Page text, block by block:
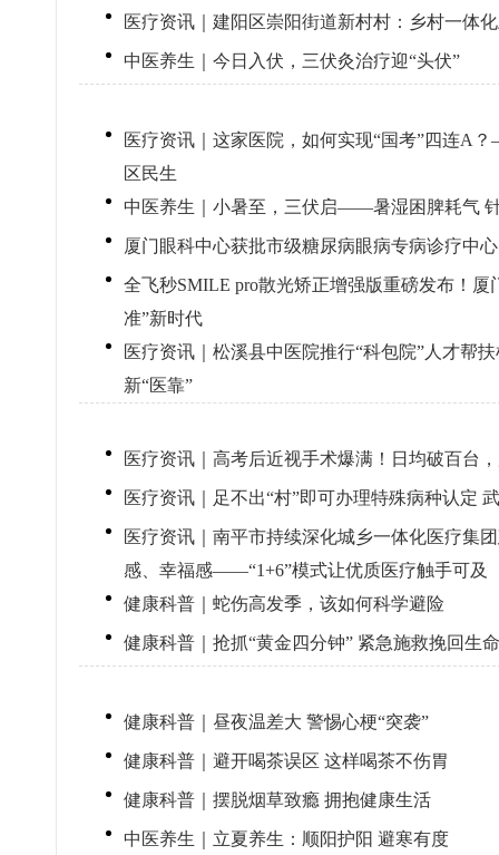
医疗资讯｜建阳区崇阳街道新村村：乡村一体
中医养生｜今日入伏，三伏灸治疗迎“头伏”
医疗资讯｜这家医院，如何实现“国考”四连A
区民生
中医养生｜小暑至，三伏启——暑湿困脾耗气
厦门眼科中心获批市级糖尿病眼病专病诊疗中心
全飞秒SMILE pro散光矫正增强版重磅发布！厦
准”新时代
医疗资讯｜松溪县中医院推行“科包院”人才帮
新“医靠”
医疗资讯｜高考后近视手术爆满！日均破百台
医疗资讯｜足不出“村”即可办理特殊病种认定
医疗资讯｜南平市持续深化城乡一体化医疗集
感、幸福感——“1+6”模式让优质医疗触手可及
健康科普｜蛇伤高发季，该如何科学避险
健康科普｜抢抓“黄金四分钟” 紧急施救挽回生命
健康科普｜昼夜温差大 警惕心梗“突袭”
健康科普｜避开喝茶误区 这样喝茶不伤胃
健康科普｜摆脱烟草致瘾 拥抱健康生活
中医养生｜立夏养生：顺阳护阳 避寒有度